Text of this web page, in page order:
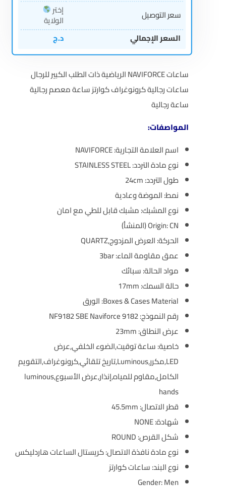
سعر التوصيل
إختر
الولاية
السعر الإجمالي
د.ج
ساعات NAVIFORCE الرياضية ذات الطلب الكبير للرجال
ساعات رجالية كرونوغراف كوارتز ساعة معصم رجالية
ساعة رجالية
المواصفات:
اسم العلامة التجارية:NAVIFORCE
نوع مادة التردد:STAINLESS STEEL
طول التردد:24cm
نمط:الموضة وعادية
نوع المشبك:مشبك قابل للطي مع امان
Origin:CN (المنشأ)
الحركة:العرض المزدوج,QUARTZ
عمق مقاومة الماء:3bar
مواد الحالة:سبائك
حالة السمك:17mm
Boxes & Cases Material: الورق
رقم النموذج:NF9182 SBE Naviforce 9182
عرض النطاق:23mm
خاصية:ساعة توقيت,الضوء الخلفي,عرض
LED,مكرر,Luminous,تاريخ تلقائي,كرونوغراف,التقويم
الكامل,مقاوم للمياه,إنذار,عرض الأسبوع,luminous
hands
قطر الاتصال:45.5mm
شهادة:NONE
شكل القرص:ROUND
نوع مادة نافذة الاتصال:كريستال الساعات هاردليكس
نوع البند:ساعات كوارتز
Gender:Men